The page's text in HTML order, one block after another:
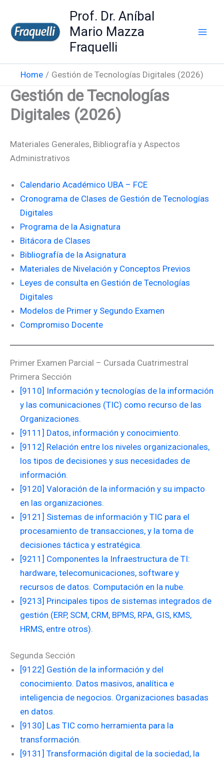
content
Prof. Dr. Aníbal
Mario Mazza
Fraquelli
Home Gestión de Tecnologías Digitales (2026)
Gestión de Tecnologías
Digitales (2026)
Materiales Generales, Bibliografía y Aspectos
Administrativos
Calendario Académico UBA – FCE
Cronograma de Clases de Gestión de Tecnologías
Digitales
Programa de la Asignatura
Bitácora de Clases
Bibliografía de la Asignatura
Materiales de Nivelación y Conceptos Previos
Leyes de consulta en Gestión de Tecnologías
Digitales
Modelos de Primer y Segundo Examen
Compromiso Docente
Primer Examen Parcial – Cursada Cuatrimestral
Primera Sección
[9110] Información y tecnologías de la información
y las comunicaciones (TIC) como recurso de las
Organizaciones.
[9111] Datos, información y conocimiento.
[9112] Relación entre los niveles organizacionales,
los tipos de decisiones y sus necesidades de
información.
[9120] Valoración de la información y su impacto
en las organizaciones.
[9121] Sistemas de información y TIC para el
procesamiento de transacciones, y la toma de
decisiones táctica y estratégica.
[9211] Componentes la Infraestructura de TI:
hardware, telecomunicaciones, software y
recursos de datos. Computación en la nube.
[9213] Principales tipos de sistemas integrados de
gestión (ERP, SCM, CRM, BPMS, RPA, GIS, KMS,
HRMS, entre otros).
Segunda Sección
[9122] Gestión de la información y del
conocimiento. Datos masivos, analítica e
inteligencia de negocios. Organizaciones basadas
en datos.
[9130] Las TIC como herramienta para la
transformación.
[9131] Transformación digital de la sociedad, la